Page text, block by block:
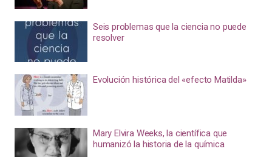
Seis problemas que la ciencia no puede
resolver
Evolución histórica del «efecto Matilda»
Mary Elvira Weeks, la científica que
humanizó la historia de la química